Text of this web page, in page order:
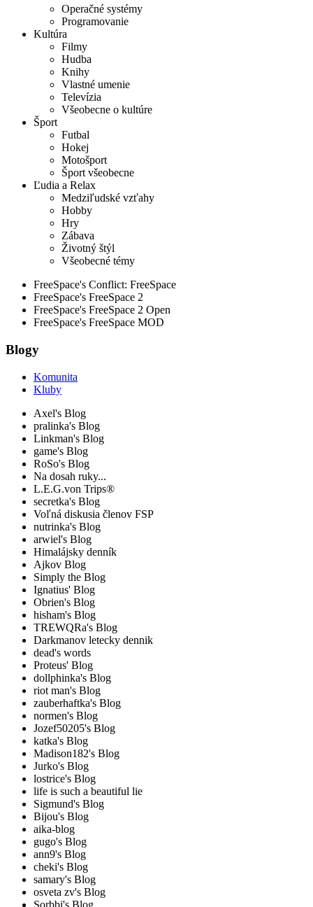
Operačné systémy
Programovanie
Kultúra
Filmy
Hudba
Knihy
Vlastné umenie
Televízia
Všeobecne o kultúre
Šport
Futbal
Hokej
Motošport
Šport všeobecne
Ľudia a Relax
Medziľudské vzťahy
Hobby
Hry
Zábava
Životný štýl
Všeobecné témy
FreeSpace's Conflict: FreeSpace
FreeSpace's FreeSpace 2
FreeSpace's FreeSpace 2 Open
FreeSpace's FreeSpace MOD
Blogy
Komunita
Kluby
Axel's Blog
pralinka's Blog
Linkman's Blog
game's Blog
RoSo's Blog
Na dosah ruky...
L.E.G.von Trips®
secretka's Blog
Voľná diskusia členov FSP
nutrinka's Blog
arwiel's Blog
Himalájsky denník
Ajkov Blog
Simply the Blog
Ignatius' Blog
Obrien's Blog
hisham's Blog
TREWQRa's Blog
Darkmanov letecky dennik
dead's words
Proteus' Blog
dollphinka's Blog
riot man's Blog
zauberhaftka's Blog
normen's Blog
Jozef50205's Blog
katka's Blog
Madison182's Blog
Jurko's Blog
lostrice's Blog
life is such a beautiful lie
Sigmund's Blog
Bijou's Blog
aika-blog
gugo's Blog
ann9's Blog
cheki's Blog
samary's Blog
osveta zv's Blog
Sorbbi's Blog